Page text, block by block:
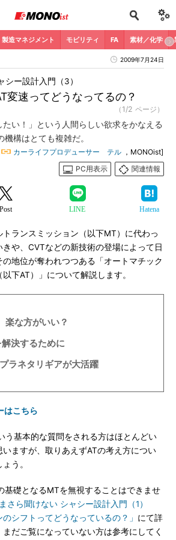
製造マネジメント モビリティ FA 素材／化学
2009年7月24日
変速ってどうなってるの？
シー設計入門（3）
（1/2 ページ）
たい！」という人間らしい欲求をかなえる
構はとても複雑だ。
カーライフプロデューサー テル ，MONOist]
PC用表示
関連情報
Post LINE Hatena
ランスミッション（以下MT）に代わっ
や、CVTなどの新技術の登場によって日
地位が奪われつつある「オートマチック
下AT）」について解説します。
楽な方がいい？
決するために
ラネタリギアが大活躍
はこちら
う基本的な質問をされる方はほとんどい
いますが、取りあえずATの考え方につい
う。
礎となるMTを無視することはできませ
さら聞けない シャシー設計入門（1）
のシフトってどうなっているの？」 にて詳
だご覧になっていない方は参考にしてく